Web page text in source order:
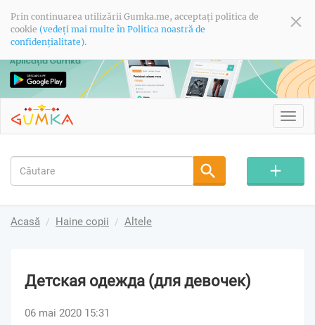
Prin continuarea utilizării Gumka.me, acceptați politica de
cookie (vedeți mai multe în Politica noastră de
confidențialitate).
Acasă Haine copii Altele
Детская одежда (для девочек)
06 mai 2020 15:31